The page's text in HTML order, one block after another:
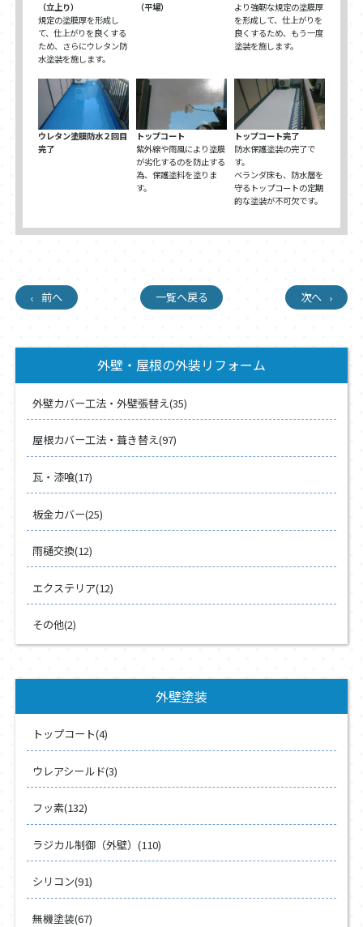
（立上り）
規定の塗膜厚を形成し
て、仕上がりを良くする
ため、さらにウレタン防
水塗装を施します。
（平場）
より強靭な規定の塗膜厚
を形成して、仕上がりを
良くするため、もう一度
塗装を施します。
ウレタン塗膜防水２回目
完了
トップコート
紫外線や雨風により塗膜
が劣化するのを防止する
為、保護塗料を塗りま
す。
トップコート完了
防水保護塗装の完了で
す。
ベランダ床も、防水層を
守るトップコートの定期
的な塗装が不可欠です。
前へ 一覧へ戻る 次へ
外壁・屋根の外装リフォーム
外壁カバー工法・外壁張替え(35)
屋根カバー工法・葺き替え(97)
瓦・漆喰(17)
板金カバー(25)
雨樋交換(12)
エクステリア(12)
その他(2)
外壁塗装
トップコート(4)
ウレアシールド(3)
フッ素(132)
ラジカル制御（外壁）(110)
シリコン(91)
無機塗装(67)